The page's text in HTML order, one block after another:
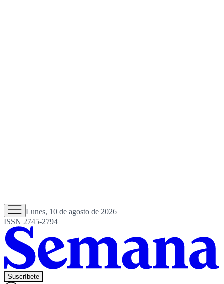
Lunes, 10 de agosto de 2026
ISSN 2745-2794
Suscríbete